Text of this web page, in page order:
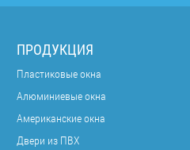
ПРОДУКЦИЯ
Пластиковые окна
Алюминиевые окна
Американские окна
Двери из ПВХ